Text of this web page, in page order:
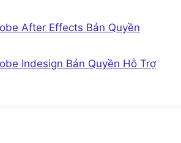
After Effects Bản Quyền
Indesign Bản Quyền Hỗ Trợ